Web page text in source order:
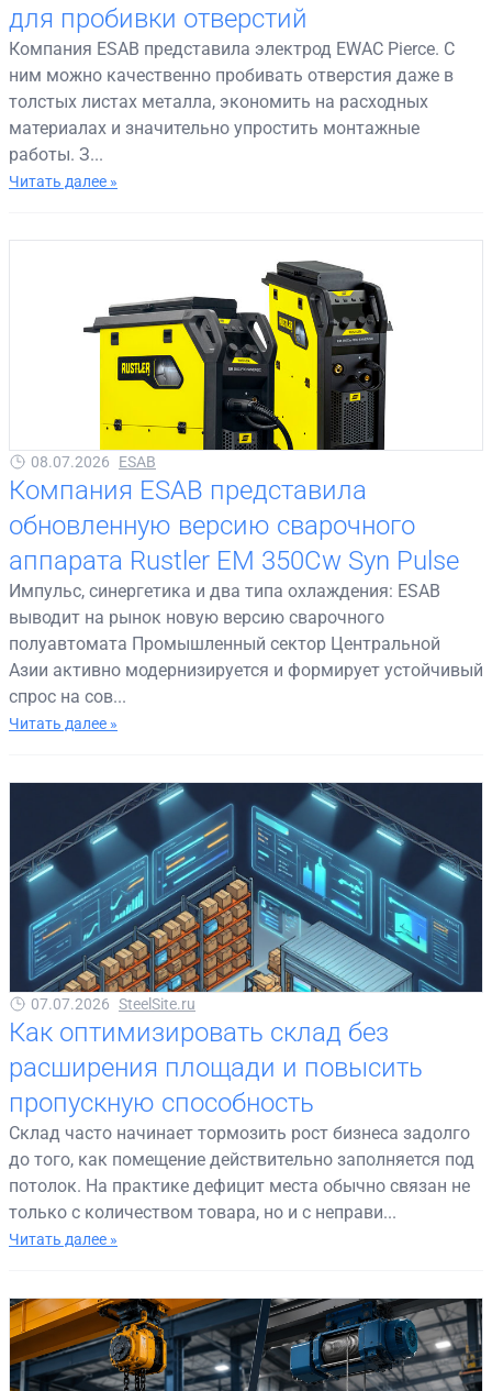
для пробивки отверстий
Компания ESAB представила электрод EWAC Pierce. С
ним можно качественно пробивать отверстия даже в
толстых листах металла, экономить на расходных
материалах и значительно упростить монтажные
работы. З...
Читать далее »
08.07.2026 ESAB
Компания ESAB представила
обновленную версию сварочного
аппарата Rustler EM 350Cw Syn Pulse
Импульс, синергетика и два типа охлаждения: ESAB
выводит на рынок новую версию сварочного
полуавтомата Промышленный сектор Центральной
Азии активно модернизируется и формирует устойчивый
спрос на сов...
Читать далее »
07.07.2026 SteelSite.ru
Как оптимизировать склад без
расширения площади и повысить
пропускную способность
Склад часто начинает тормозить рост бизнеса задолго
до того, как помещение действительно заполняется под
потолок. На практике дефицит места обычно связан не
только с количеством товара, но и с неправи...
Читать далее »